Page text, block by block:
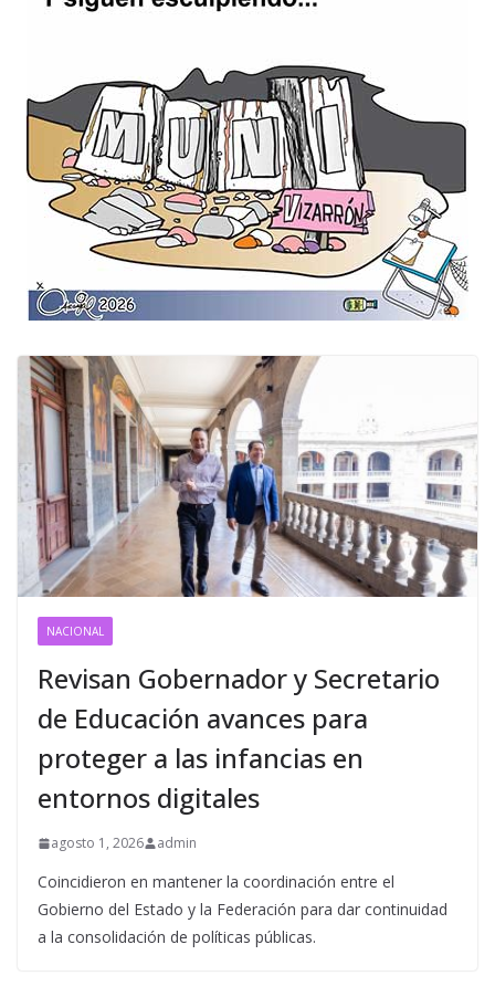
NACIONAL
Revisan Gobernador y Secretario
de Educación avances para
proteger a las infancias en
entornos digitales
agosto 1, 2026 admin
Coincidieron en mantener la coordinación entre el
Gobierno del Estado y la Federación para dar continuidad
a la consolidación de políticas públicas.